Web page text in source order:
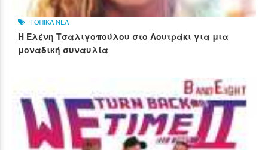
ΤΟΠΙΚΑ ΝΕΑ
Η Ελένη Τσαλιγοπούλου στο Λουτράκι για μια
μοναδική συναυλία